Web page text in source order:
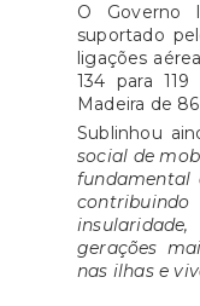
O Governo
suportado
ligações
134 para
Madeira de
Sublinhou
social de
fundamental
gerações
nas ilhas e